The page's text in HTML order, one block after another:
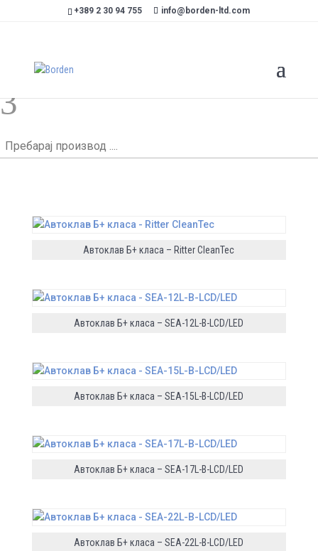
+389 2 30 94 755 info@borden-ltd.com
Стерилизација
3
Пребарај
производ
Автоклав Б+ класа – Ritter CleanTec
Автоклав Б+ класа – SEA-12L-B-LCD/LED
Автоклав Б+ класа – SEA-15L-B-LCD/LED
Автоклав Б+ класа – SEA-17L-B-LCD/LED
Автоклав Б+ класа – SEA-22L-B-LCD/LED